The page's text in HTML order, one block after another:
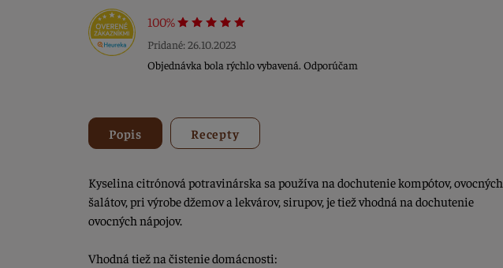
100%
Pridané: 26.10.2023
Objednávka bola rýchlo vybavená. Odporúčam
Popis Recepty
Kyselina citrónová potravinárska sa používa na dochutenie kompótov, ovocných
šalátov, pri výrobe džemov a lekvárov, sirupov, je tiež vhodná na dochutenie
ovocných nápojov.
Vhodná tiež na čistenie domácnosti: